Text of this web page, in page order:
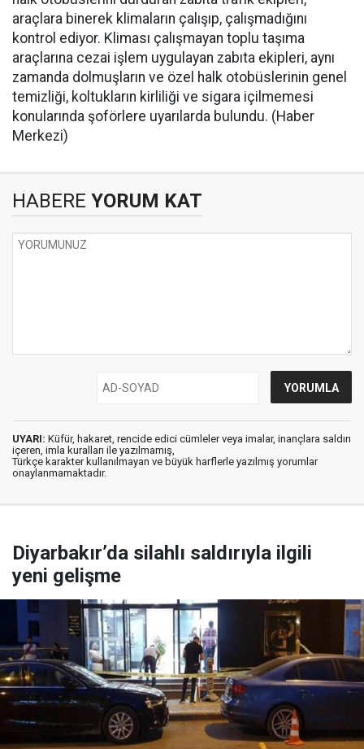
araçlara binerek klimaların çalışıp, çalışmadığını
kontrol ediyor. Kliması çalışmayan toplu taşıma
araçlarına cezai işlem uygulayan zabıta ekipleri, aynı
zamanda dolmuşların ve özel halk otobüslerinin genel
temizliği, koltukların kirliliği ve sigara içilmemesi
konularında şoförlere uyarılarda bulundu. (Haber
Merkezi)
HABERE YORUM KAT
UYARI: Küfür, hakaret, rencide edici cümleler veya imalar, inançlara saldırı
içeren, imla kuralları ile yazılmamış,
Türkçe karakter kullanılmayan ve büyük harflerle yazılmış yorumlar
onaylanmamaktadır.
Diyarbakır’da silahlı saldırıyla ilgili
yeni gelişme